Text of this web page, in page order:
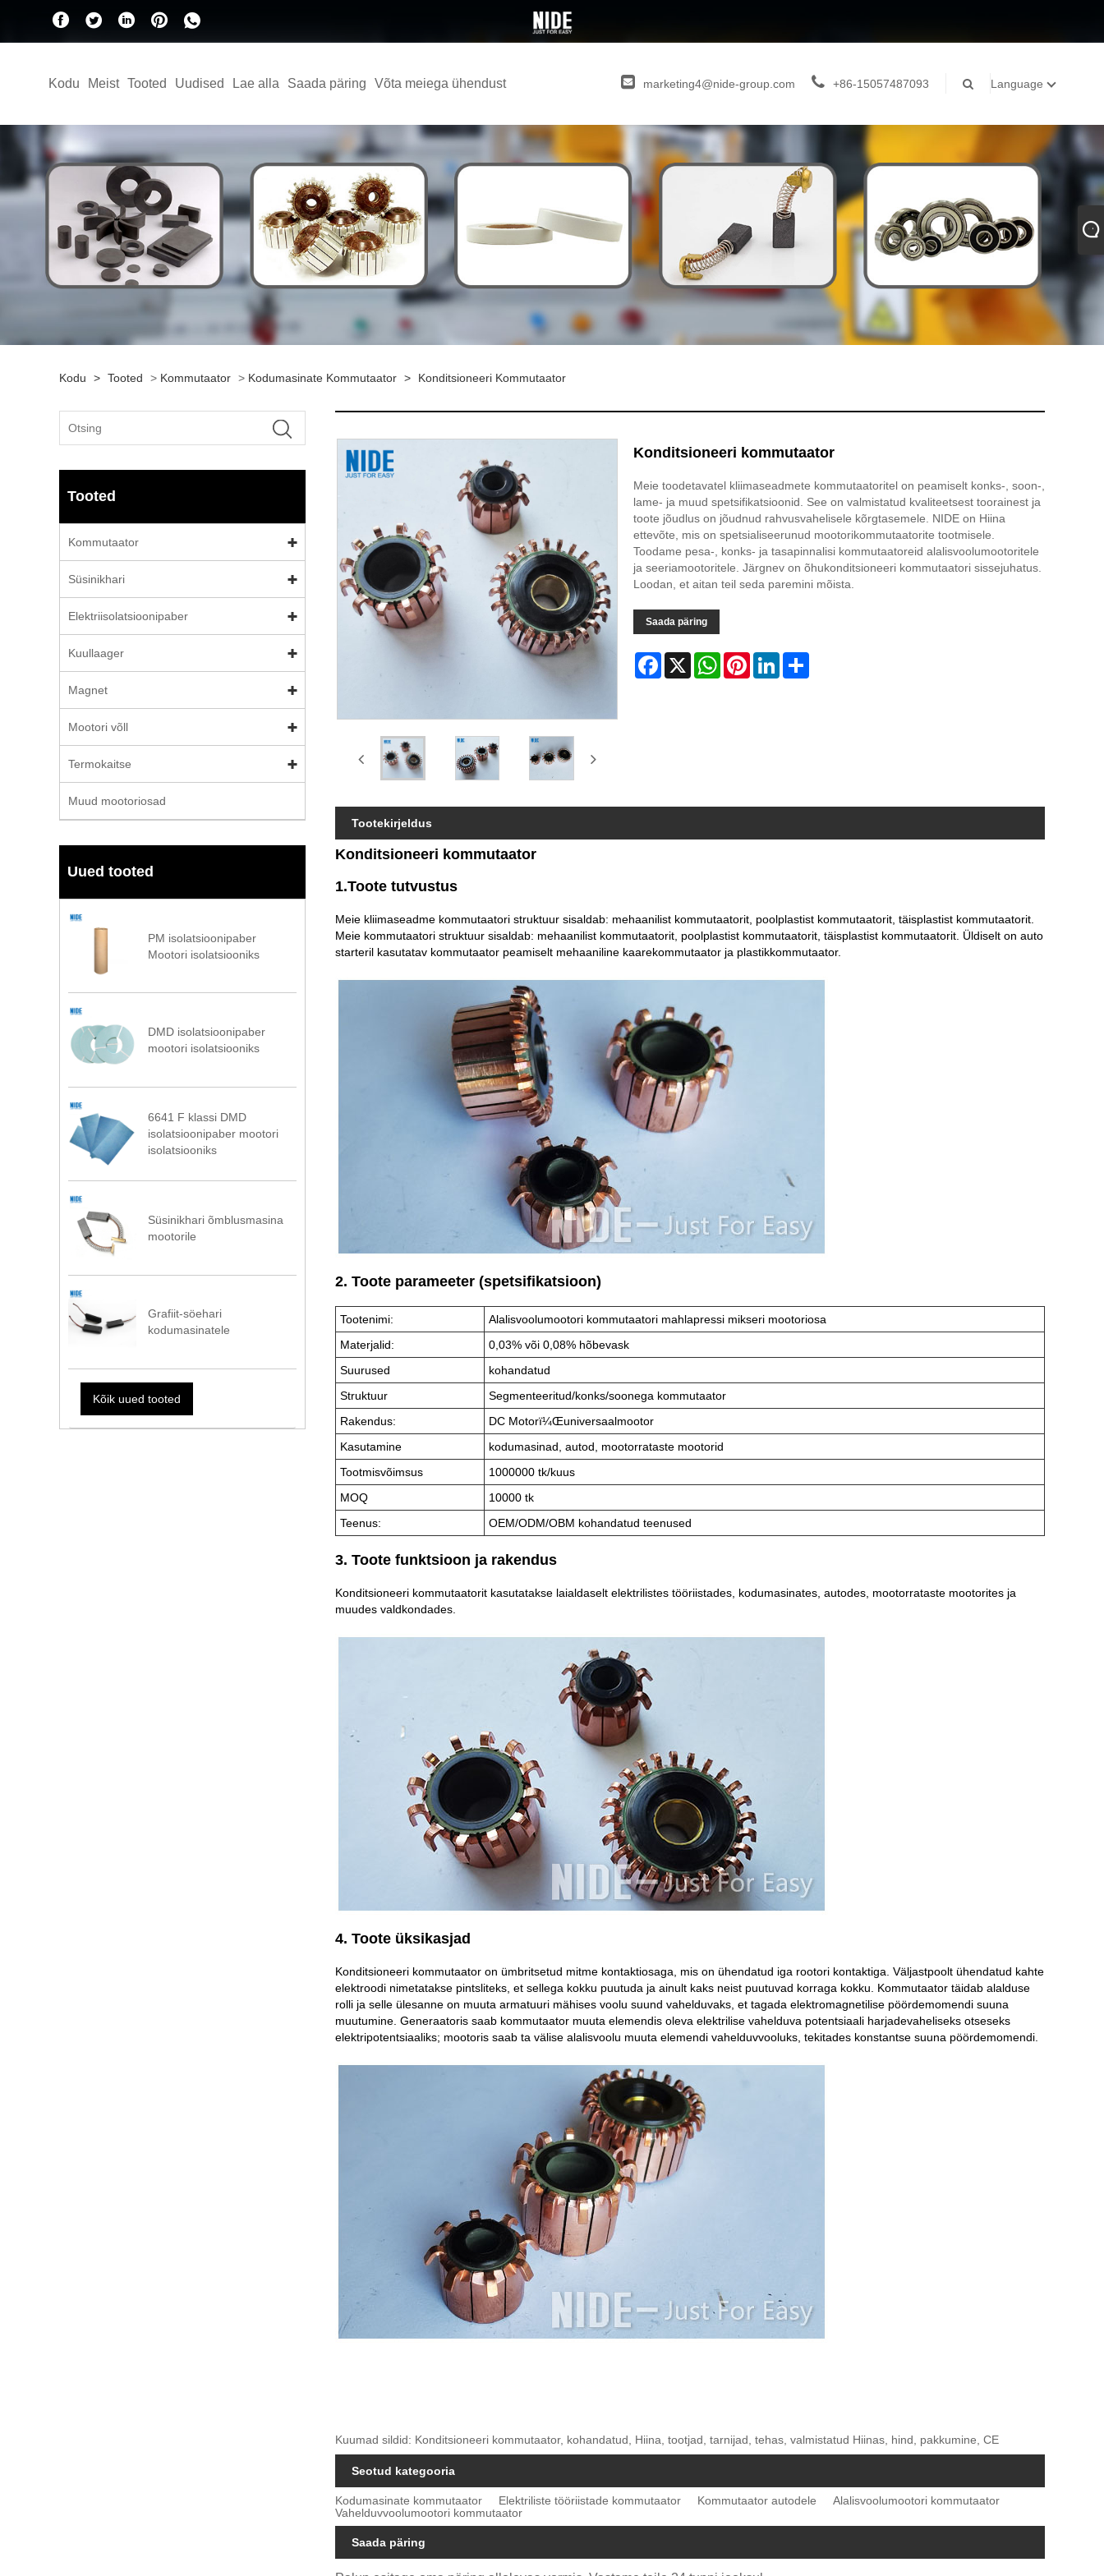
Kodu Meist Tooted Uudised Lae alla Saada päring Võta meiega ühendust marketing4@nide-group.com +86-15057487093 Language
Kodu > Tooted > Kommutaator > Kodumasinate Kommutaator > Konditsioneeri Kommutaator
Tooted
Kommutaator
Süsinikhari
Elektriisolatsioonipaber
Kuullaager
Magnet
Mootori võll
Termokaitse
Muud mootoriosad
Uued tooted
PM isolatsioonipaber
Mootori isolatsiooniks
DMD isolatsioonipaber
mootori isolatsiooniks
6641 F klassi DMD
isolatsioonipaber mootori
isolatsiooniks
Süsinikhari õmblusmasina
mootorile
Grafiit-söehari
kodumasinatele
Kõik uued tooted
Konditsioneeri kommutaator
Meie toodetavatel kliimaseadmete kommutaatoritel on peamiselt konks-, soon-,
lame- ja muud spetsifikatsioonid. See on valmistatud kvaliteetsest toorainest ja
toote jõudlus on jõudnud rahvusvahelisele kõrgtasemele. NIDE on Hiina
ettevõte, mis on spetsialiseerunud mootorikommutaatorite tootmisele.
Toodame pesa-, konks- ja tasapinnalisi kommutaatoreid alalisvoolumootoritele
ja seeriamootoritele. Järgnev on õhukonditsioneeri kommutaatori sissejuhatus.
Loodan, et aitan teil seda paremini mõista.
Saada päring
Facebook
X WhatsAppPinterestLinkedInShare
Tootekirjeldus
Konditsioneeri kommutaator
1.Toote tutvustus
Meie kliimaseadme kommutaatori struktuur sisaldab: mehaanilist kommutaatorit, poolplastist kommutaatorit, täisplastist kommutaatorit.
Meie kommutaatori struktuur sisaldab: mehaanilist kommutaatorit, poolplastist kommutaatorit, täisplastist kommutaatorit. Üldiselt on auto
starteril kasutatav kommutaator peamiselt mehaaniline kaarekommutaator ja plastikkommutaator.
2. Toote parameeter (spetsifikatsioon)
Tootenimi:
Alalisvoolumootori kommutaatori mahlapressi mikseri mootoriosa
Materjalid:
0,03% või 0,08% hõbevask
Suurused
kohandatud
Struktuur
Segmenteeritud/konks/soonega kommutaator
Rakendus:
DC Motorï¼Œuniversaalmootor
Kasutamine
kodumasinad, autod, mootorrataste mootorid
Tootmisvõimsus
1000000 tk/kuus
MOQ
10000 tk
Teenus:
OEM/ODM/OBM kohandatud teenused
3. Toote funktsioon ja rakendus
Konditsioneeri kommutaatorit kasutatakse laialdaselt elektrilistes tööriistades, kodumasinates, autodes, mootorrataste mootorites ja
muudes valdkondades.
4. Toote üksikasjad
Konditsioneeri kommutaator on ümbritsetud mitme kontaktiosaga, mis on ühendatud iga rootori kontaktiga. Väljastpoolt ühendatud kahte
elektroodi nimetatakse pintsliteks, et sellega kokku puutuda ja ainult kaks neist puutuvad korraga kokku. Kommutaator täidab alalduse
rolli ja selle ülesanne on muuta armatuuri mähises voolu suund vahelduvaks, et tagada elektromagnetilise pöördemomendi suuna
muutumine. Generaatoris saab kommutaator muuta elemendis oleva elektrilise vahelduva potentsiaali harjadevaheliseks otseseks
elektripotentsiaaliks; mootoris saab ta välise alalisvoolu muuta elemendi vahelduvvooluks, tekitades konstantse suuna pöördemomendi.
Kuumad sildid: Konditsioneeri kommutaator, kohandatud, Hiina, tootjad, tarnijad, tehas, valmistatud Hiinas, hind, pakkumine, CE
Seotud kategooria
Kodumasinate kommutaator Elektriliste tööriistade kommutaator Kommutaator autodele
Alalisvoolumootori kommutaator
Vahelduvvoolumootori kommutaator
Saada päring